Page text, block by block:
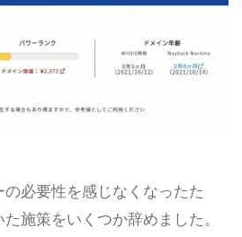
必要性を感じなくなったた
施策をいくつか辞めました。